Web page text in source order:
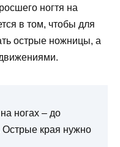
ногтя на
в том, чтобы для
острые ножницы, а
ногах – до
Острые края нужно